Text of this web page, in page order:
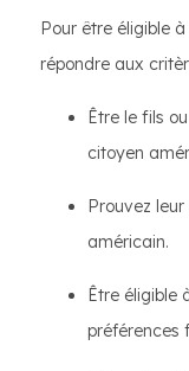
Pour être éligible
répondre aux
Être le fils
citoyen
Prouvez
américain.
Être éligible
préférences